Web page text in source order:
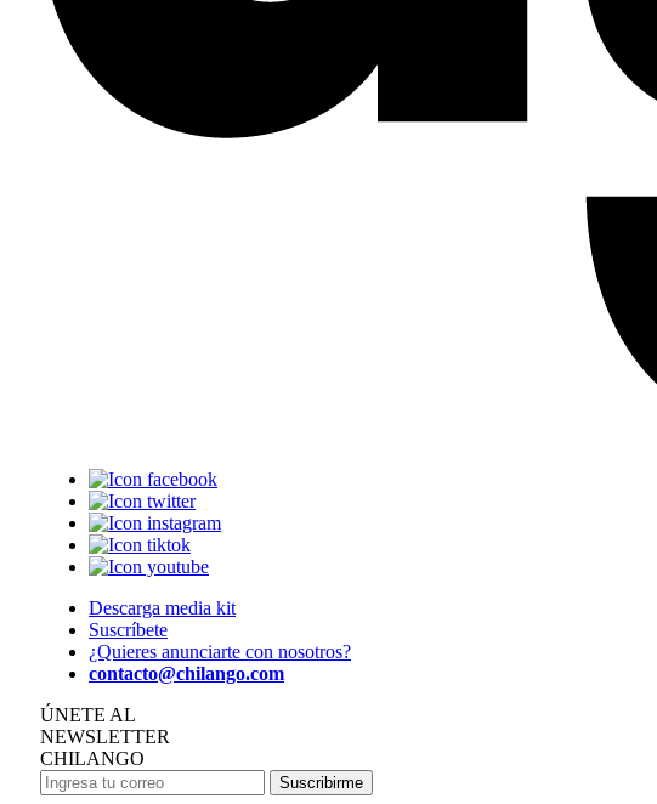
Descarga media kit
Suscríbete
¿Quieres anunciarte con nosotros?
contacto@chilango.com
ÚNETE AL
NEWSLETTER
CHILANGO
Suscribirme